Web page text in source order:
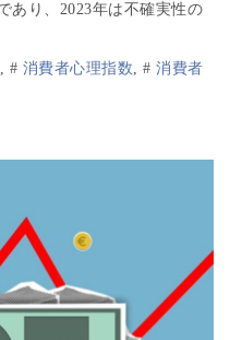
あり、2023年は不確実性の
, # 消費者心理指数, # 消費者